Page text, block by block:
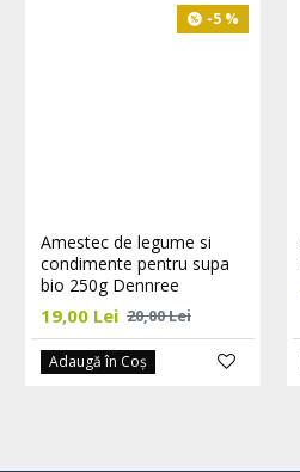
-5 %
Amestec de legume si
condimente pentru supa
bio 250g Dennree
19,00 Lei 20,00 Lei
Adaugă în Coş